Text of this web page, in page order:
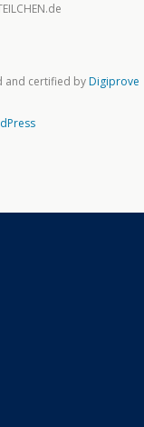
and certified byDigiprove